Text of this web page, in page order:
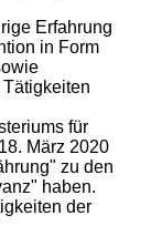
Erfahrung
in Form
für
März 2020
zu den
haben.
der